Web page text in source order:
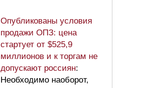
Опубликованы условия
продажи ОПЗ: цена
стартует от $525,9
миллионов и к торгам не
допускают россиян:
Необходимо наоборот,